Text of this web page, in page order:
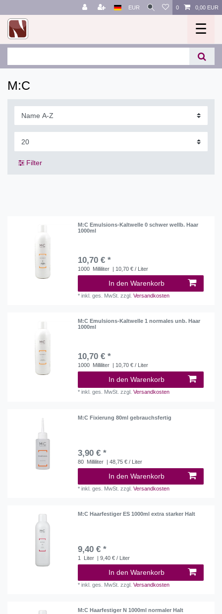
EUR 0 0,00 EUR
☰
M:C
Filter
M:C Emulsions-Kaltwelle 0 schwer wellb. Haar
1000ml
10,70 € *
1000 Milliliter | 10,70 € / Liter
In den Warenkorb
*inkl. ges. MwSt. zzgl.Versandkosten
M:C Emulsions-Kaltwelle 1 normales unb. Haar
1000ml
10,70 € *
1000 Milliliter | 10,70 € / Liter
In den Warenkorb
*inkl. ges. MwSt. zzgl.Versandkosten
M:C Fixierung 80ml gebrauchsfertig
3,90 € *
80 Milliliter | 48,75 € / Liter
In den Warenkorb
*inkl. ges. MwSt. zzgl.Versandkosten
M:C Haarfestiger ES 1000ml extra starker Halt
9,40 € *
1 Liter | 9,40 € / Liter
In den Warenkorb
*inkl. ges. MwSt. zzgl.Versandkosten
M:C Haarfestiger N 1000ml normaler Halt